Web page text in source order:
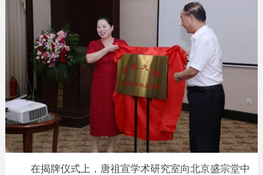
在揭牌仪式上，唐祖宣学术研究室向北京盛宗堂中